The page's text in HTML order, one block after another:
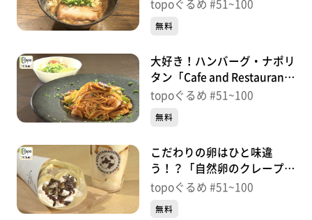
topoぐるめ #51~100
無料
大好き！ハンバーグ・ナポリ
タン「Cafe and Restaurant
おふさいど」（若林区石名
topoぐるめ #51~100
無料
こだわりの卵はひと味違
う！？「自然卵のクレープ五
橋店by大沼農園」（青葉区
topoぐるめ #51~100
無料